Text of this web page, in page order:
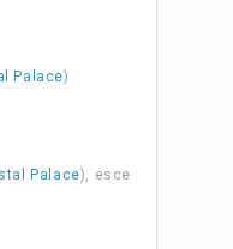
Palace)
Palace), esce